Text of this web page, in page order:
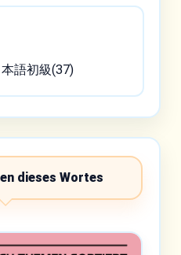
語初級(37)
dieses Wortes